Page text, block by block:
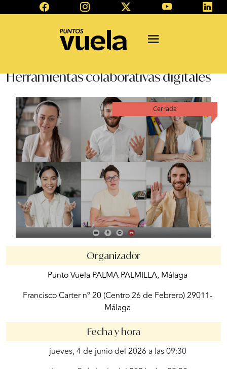
Herramientas colaborativas digitales
Cerrada
Organizador
Punto Vuela PALMA PALMILLA, Málaga
Francisco Carter nº 20 (Centro 26 de Febrero) 29011-
Málaga
Fecha y hora
jueves, 4 de junio del 2026 a las 09:30